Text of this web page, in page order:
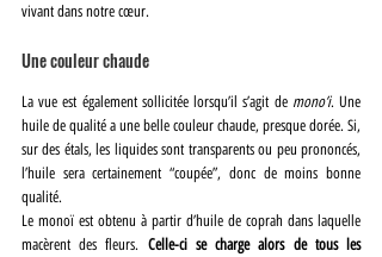
vivant dans notre cœur.
Une couleur chaude
La vue est également sollicitée lorsqu’il s’agit de mono’i. Une
huile de qualité a une belle couleur chaude, presque dorée. Si,
sur des étals, les liquides sont transparents ou peu prononcés,
l’huile sera certainement “coupée”, donc de moins bonne
qualité.
Le monoï est obtenu à partir d’huile de coprah dans laquelle
macèrent des fleurs. Celle-ci se charge alors de tous les